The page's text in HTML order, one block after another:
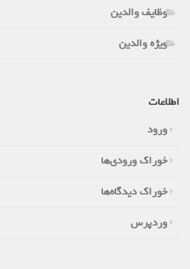
وظایف والدین
ویژه والدین
اطلاعات
ورود
خوراک ورودی‌ها
خوراک دیدگاه‌ها
وردپرس